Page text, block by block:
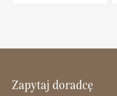
Zapytaj doradcę